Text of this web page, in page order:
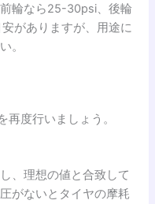
輪なら25-30psi、後輪
がありますが、用途に
。
度行いましょう。
、理想の値と合致して
がないとタイヤの摩耗